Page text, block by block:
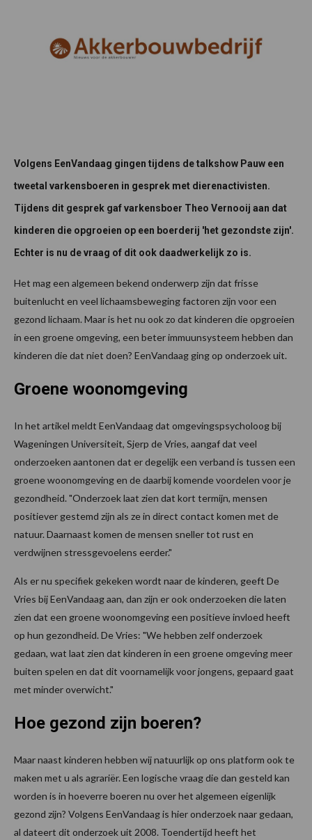
Volgens EenVandaag gingen tijdens de talkshow Pauw een
tweetal varkensboeren in gesprek met dierenactivisten.
Tijdens dit gesprek gaf varkensboer Theo Vernooij aan dat
kinderen die opgroeien op een boerderij 'het gezondste zijn'.
Echter is nu de vraag of dit ook daadwerkelijk zo is.
Het mag een algemeen bekend onderwerp zijn dat frisse
buitenlucht en veel lichaamsbeweging factoren zijn voor een
gezond lichaam. Maar is het nu ook zo dat kinderen die opgroeien
in een groene omgeving, een beter immuunsysteem hebben dan
kinderen die dat niet doen? EenVandaag ging op onderzoek uit.
Groene woonomgeving
In het artikel meldt EenVandaag dat omgevingspsycholoog bij
Wageningen Universiteit, Sjerp de Vries, aangaf dat veel
onderzoeken aantonen dat er degelijk een verband is tussen een
groene woonomgeving en de daarbij komende voordelen voor je
gezondheid. "Onderzoek laat zien dat kort termijn, mensen
positiever gestemd zijn als ze in direct contact komen met de
natuur. Daarnaast komen de mensen sneller tot rust en
verdwijnen stressgevoelens eerder."
Als er nu specifiek gekeken wordt naar de kinderen, geeft De
Vries bij EenVandaag aan, dan zijn er ook onderzoeken die laten
zien dat een groene woonomgeving een positieve invloed heeft
op hun gezondheid. De Vries: "We hebben zelf onderzoek
gedaan, wat laat zien dat kinderen in een groene omgeving meer
buiten spelen en dat dit voornamelijk voor jongens, gepaard gaat
met minder overwicht."
Hoe gezond zijn boeren?
Maar naast kinderen hebben wij natuurlijk op ons platform ook te
maken met u als agrariër. Een logische vraag die dan gesteld kan
worden is in hoeverre boeren nu over het algemeen eigenlijk
gezond zijn? Volgens EenVandaag is hier onderzoek naar gedaan,
al dateert dit onderzoek uit 2008. Toendertijd heeft het